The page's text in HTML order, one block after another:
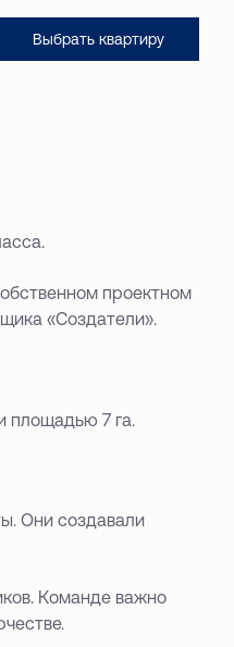
Выбрать квартиру
проектном
«Создатели».
площадью 7 га.
Они создавали
Команде важно